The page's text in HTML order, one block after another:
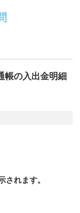
帳の入出金明細
れます。